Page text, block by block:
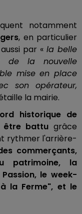
notamment
, en particulier
par « la belle
de la nouvelle
mise en place
son opérateur,
la mairie.
historique de
être battu grâce
rythmer l'arrière-
commerçants,
patrimoine, la
le week-
la Ferme", et le